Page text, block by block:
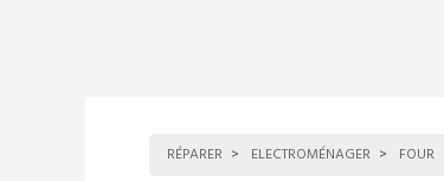
RÉPARER ELECTROMÉNAGER FOUR